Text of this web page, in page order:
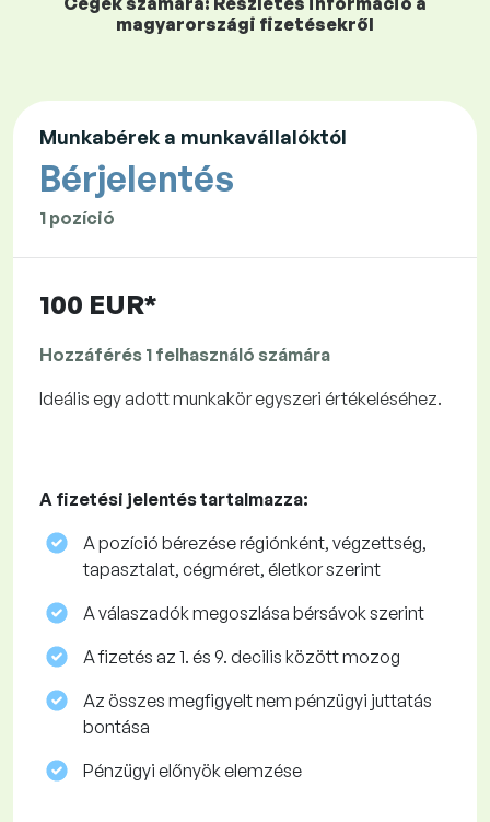
magyarországi fizetésekről
Munkabérek a munkavállalóktól
Bérjelentés
1 pozíció
100 EUR*
Hozzáférés 1 felhasználó számára
Ideális egy adott munkakör egyszeri értékeléséhez.
A fizetési jelentés tartalmazza:
A pozíció bérezése régiónként, végzettség,
tapasztalat, cégméret, életkor szerint
A válaszadók megoszlása ​​bérsávok szerint
A fizetés az 1. és 9. decilis között mozog
Az összes megfigyelt nem pénzügyi juttatás
bontása
Pénzügyi előnyök elemzése